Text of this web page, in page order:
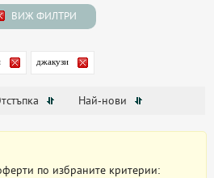
ВИЖ ФИЛТРИ
джакузи
Най-нови
по избраните критерии: